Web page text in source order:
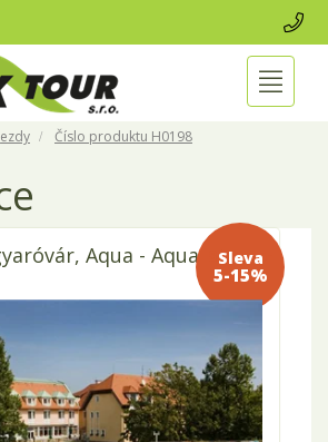
Číslo produktu H0198
Sleva 5-
15%
Aqua - Aqua Relax